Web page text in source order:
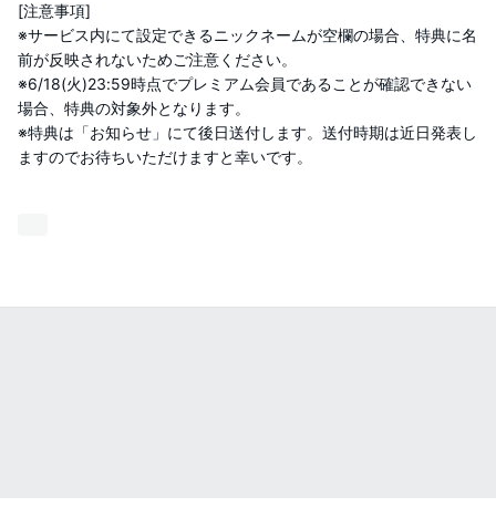
[注意事項]
※サービス内にて設定できるニックネームが空欄の場合、特典に名
前が反映されないためご注意ください。
※6/18(火)23:59時点でプレミアム会員であることが確認できない
場合、特典の対象外となります。
※特典は「お知らせ」にて後日送付します。送付時期は近日発表し
ますのでお待ちいただけますと幸いです。